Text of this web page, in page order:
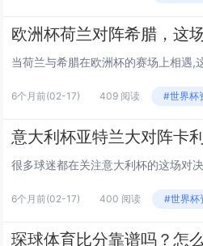
6个月前(02-17) 409 阅读 #世界杯
6个月前(02-17) 400 阅读 #世界杯
琛球体育比分靠谱吗？怎